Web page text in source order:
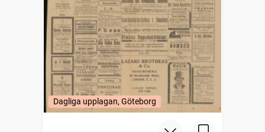
Dagliga upplagan, Göteborg